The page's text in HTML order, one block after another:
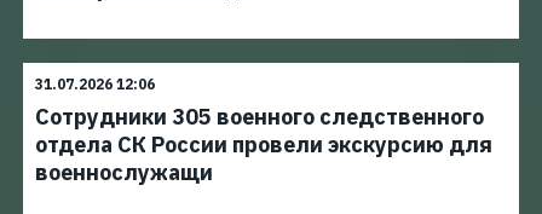
31.07.2026 12:06
Сотрудники 305 военного следственного
отдела СК России провели экскурсию для
военнослужащи